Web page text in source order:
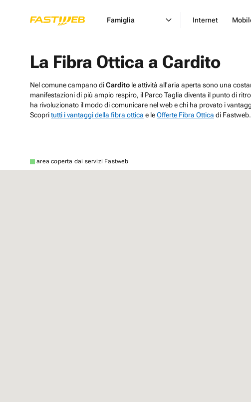
Famiglia Internet
La Fibra Ottica a Cardito
Nel comune campano diCardito le attività all'aria aperta sono una
manifestazioni di più ampio respiro, il Parco Taglia diventa il punto di
ha rivoluzionato il modo di comunicare nel web e chi ha provato i
Scopritutti i vantaggi della fibra ottica e leOfferte Fibra Ottica di Fastweb.
area coperta dai servizi Fastweb